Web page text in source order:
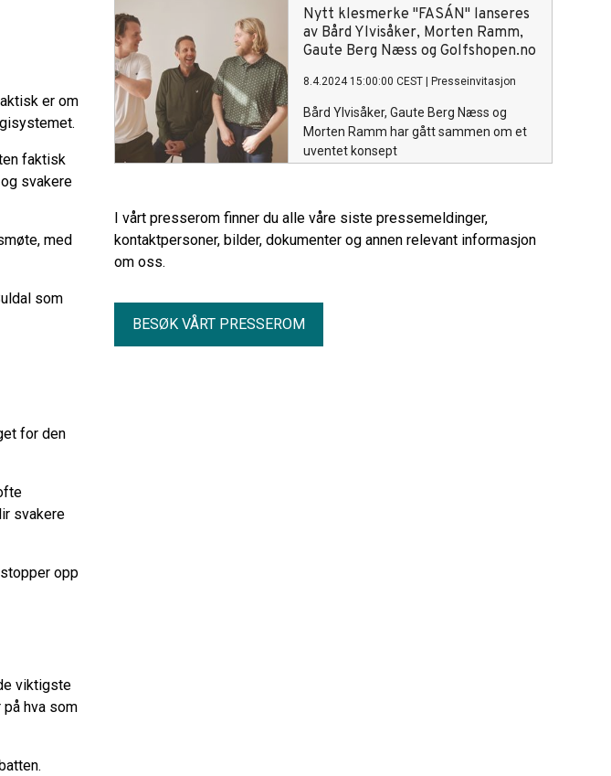
er om
faktisk
svakere
med
som
for den
svakere
opp
viktigste
hva som
Nytt klesmerke "FASÁN" lanseres
av Bård Ylvisåker, Morten Ramm,
Gaute Berg Næss og Golfshopen.no
8.4.2024 15:00:00 CEST Presseinvitasjon
Bård Ylvisåker, Gaute Berg Næss og
Morten Ramm har gått sammen om et
uventet konsept
I vårt presserom finner du alle våre siste pressemeldinger,
kontaktpersoner, bilder, dokumenter og annen relevant informasjon
om oss.
BESØK VÅRT PRESSEROM